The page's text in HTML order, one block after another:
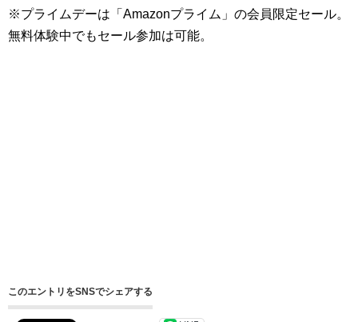
※プライムデーは「Amazonプライム」の会員限定セール。
無料体験中でもセール参加は可能。
このエントリをSNSでシェアする